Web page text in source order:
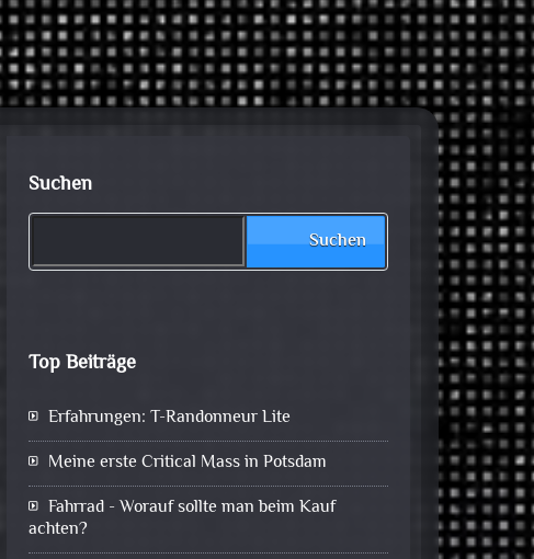
Suchen
Suchen
Top Beiträge
Erfahrungen: T-Randonneur Lite
Meine erste Critical Mass in Potsdam
Fahrrad - Worauf sollte man beim Kauf
achten?